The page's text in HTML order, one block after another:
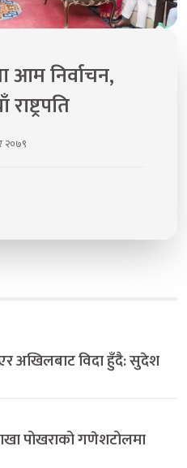
आम निर्वाचन,
२०७९
अखिलबाट विदा हुँदै: सुदेश
पोखराको गणेशटोलमा